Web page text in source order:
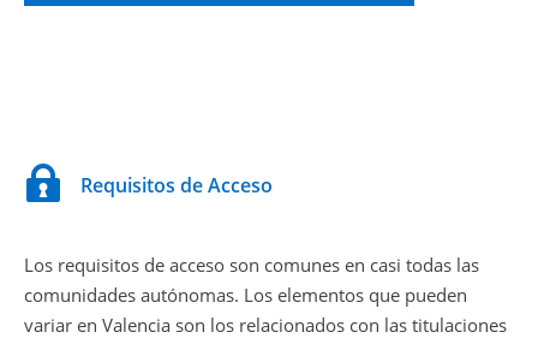
Requisitos de Acceso
Los requisitos de acceso son comunes en casi todas las
comunidades autónomas. Los elementos que pueden
variar en Valencia son los relacionados con las titulaciones